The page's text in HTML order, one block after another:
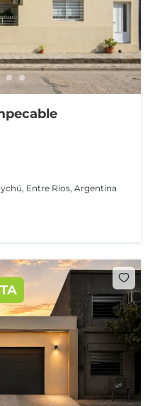
Entre Ríos, Argentina